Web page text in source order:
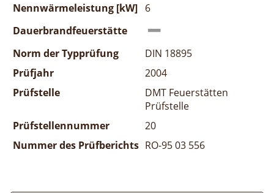
Nennwärmeleistung [kW] 6
Dauerbrandfeuerstätte
Norm der Typprüfung
DIN 18895
Prüfjahr
2004
Prüfstelle
DMT Feuerstätten
Prüfstelle
Prüfstellennummer
20
Nummer des Prüfberichts RO-95 03 556